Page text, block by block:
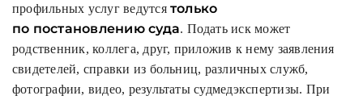
профильных услуг ведутсятолько
по постановлению суда. Подать иск может
родственник, коллега, друг, приложив к нему заявления
свидетелей, справки из больниц, различных служб,
фотографии, видео, результаты судмедэкспертизы. При